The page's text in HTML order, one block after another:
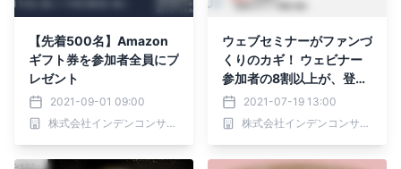
【先着500名】Amazon
ギフト券を参加者全員にプ
レゼント
2021-09-01 09:00
株式会社インデンコンサルティング
ウェブセミナーがファンづ
くりのカギ！ ウェビナー
参加者の8割以上が、登壇
者に対して「好感」
2021-07-19 13:00
株式会社インデンコンサルティング